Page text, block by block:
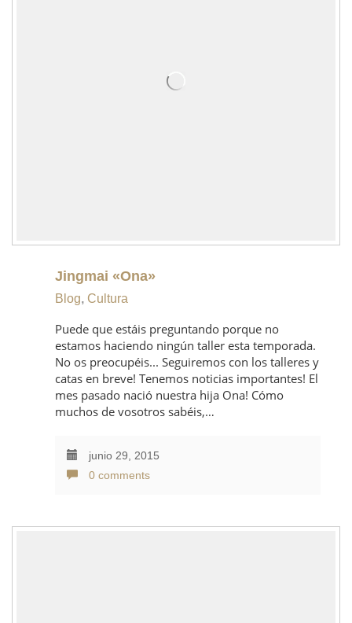
Jingmai «Ona»
Blog, Cultura
Puede que estáis preguntando porque no
estamos haciendo ningún taller esta temporada.
No os preocupéis... Seguiremos con los talleres y
catas en breve! Tenemos noticias importantes! El
mes pasado nació nuestra hija Ona! Cómo
muchos de vosotros sabéis,…
junio 29, 2015
0 comments